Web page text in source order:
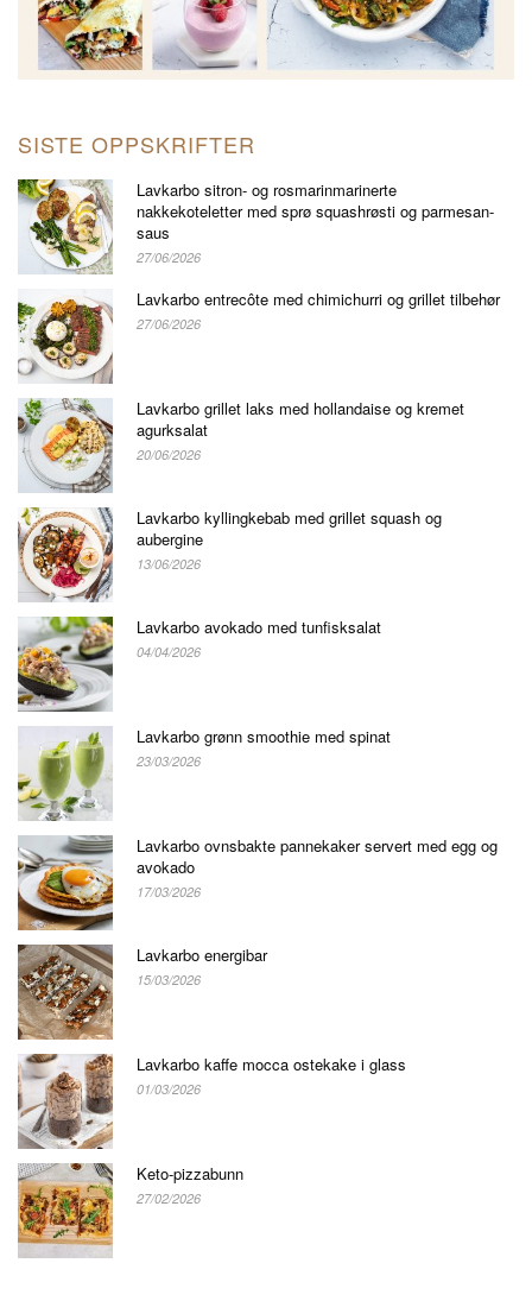
SISTE OPPSKRIFTER
Lavkarbo sitron- og rosmarinmarinerte
nakkekoteletter med sprø squashrøsti og parmesan-
saus
27/06/2026
Lavkarbo entrecôte med chimichurri og grillet tilbehør
27/06/2026
Lavkarbo grillet laks med hollandaise og kremet
agurksalat
20/06/2026
Lavkarbo kyllingkebab med grillet squash og
aubergine
13/06/2026
Lavkarbo avokado med tunfisksalat
04/04/2026
Lavkarbo grønn smoothie med spinat
23/03/2026
Lavkarbo ovnsbakte pannekaker servert med egg og
avokado
17/03/2026
Lavkarbo energibar
15/03/2026
Lavkarbo kaffe mocca ostekake i glass
01/03/2026
Keto-pizzabunn
27/02/2026